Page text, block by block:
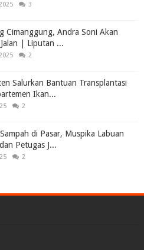
3
Cimanggung, Andra Soni Akan
| Liputan ...
2
Salurkan Bantuan Transplantasi
Ikan...
2
di Pasar, Muspika Labuan
Petugas J...
2